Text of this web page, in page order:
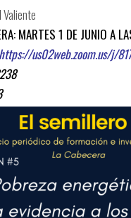
MARTES 1 DE JUNIO A
https://us02web.zoom.us/j/